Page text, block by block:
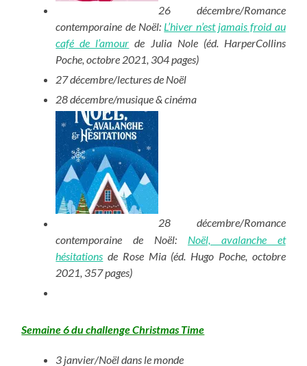
26 décembre/Romance
contemporaine de Noël: L’hiver n’est jamais froid au
café de l’amour de Julia Nole (éd. HarperCollins
Poche, octobre 2021, 304 pages)
27 décembre/lectures de Noël
28 décembre/musique & cinéma
28 décembre/Romance
contemporaine de Noël: Noël, avalanche et
hésitations de Rose Mia (éd. Hugo Poche, octobre
2021, 357 pages)
Semaine 6 du challenge Christmas Time
3 janvier/Noël dans le monde